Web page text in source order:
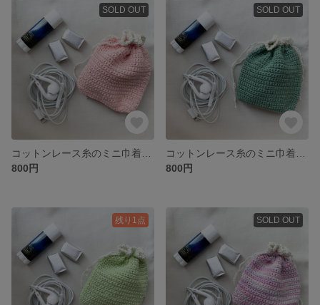
SOLD OUT
800円
SOLD OUT
800円
残り1点 SOLD OUT